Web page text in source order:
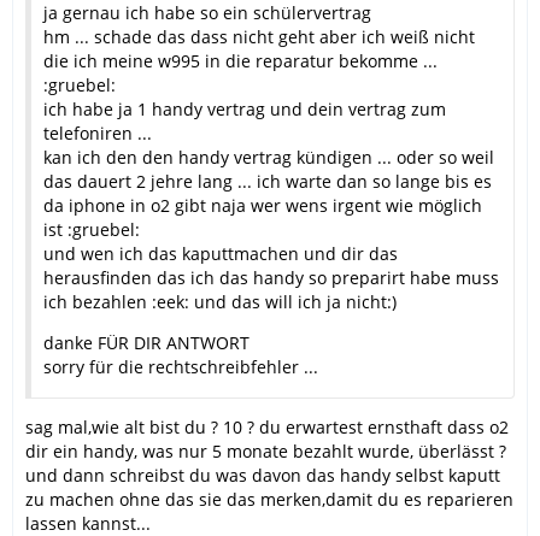
ja gernau ich habe so ein schülervertrag
hm ... schade das dass nicht geht aber ich weiß nicht
die ich meine w995 in die reparatur bekomme ...
:gruebel:
ich habe ja 1 handy vertrag und dein vertrag zum
telefoniren ...
kan ich den den handy vertrag kündigen ... oder so weil
das dauert 2 jehre lang ... ich warte dan so lange bis es
da iphone in o2 gibt naja wer wens irgent wie möglich
ist :gruebel:
und wen ich das kaputtmachen und dir das
herausfinden das ich das handy so preparirt habe muss
ich bezahlen :eek: und das will ich ja nicht:)
danke FÜR DIR ANTWORT
sorry für die rechtschreibfehler ...
sag mal,wie alt bist du ? 10 ? du erwartest ernsthaft dass o2
dir ein handy, was nur 5 monate bezahlt wurde, überlässt ?
und dann schreibst du was davon das handy selbst kaputt
zu machen ohne das sie das merken,damit du es reparieren
lassen kannst...